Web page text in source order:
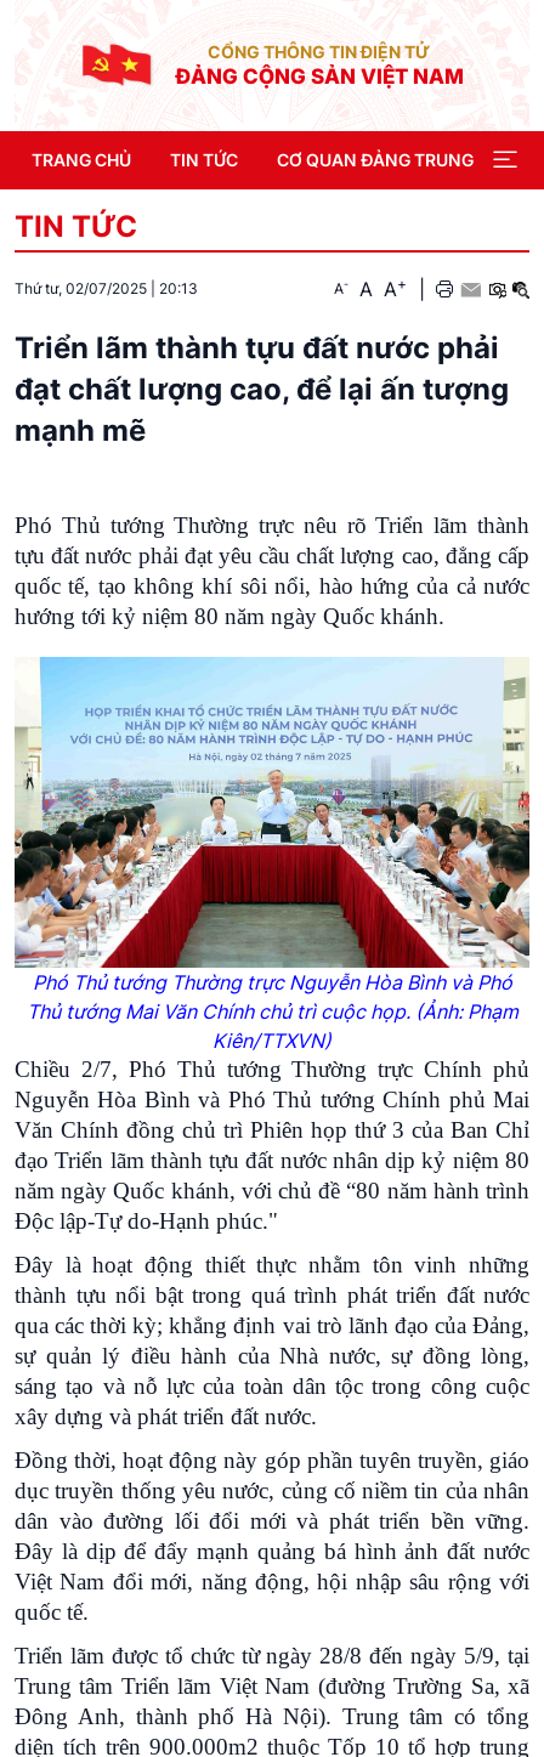
CỔNG THÔNG TIN ĐIỆN TỬ
ĐẢNG CỘNG SẢN VIỆT NAM
TRANG CHỦ TIN TỨC CƠ QUAN ĐẢNG TRUNG ƯƠNG
TIN TỨC
Thứ tư, 02/07/2025 20:13 A- A A+
Triển lãm thành tựu đất nước phải
đạt chất lượng cao, để lại ấn tượng
mạnh mẽ
Phó Thủ tướng Thường trực nêu rõ Triển lãm thành
tựu đất nước phải đạt yêu cầu chất lượng cao, đẳng cấp
quốc tế, tạo không khí sôi nổi, hào hứng của cả nước
hướng tới kỷ niệm 80 năm ngày Quốc khánh.
Phó Thủ tướng Thường trực Nguyễn Hòa Bình và Phó
Thủ tướng Mai Văn Chính chủ trì cuộc họp. (Ảnh: Phạm
Kiên/TTXVN)
Chiều 2/7, Phó Thủ tướng Thường trực Chính phủ
Nguyễn Hòa Bình và Phó Thủ tướng Chính phủ Mai
Văn Chính đồng chủ trì Phiên họp thứ 3 của Ban Chỉ
đạo Triển lãm thành tựu đất nước nhân dịp kỷ niệm 80
năm ngày Quốc khánh, với chủ đề “80 năm hành trình
Độc lập-Tự do-Hạnh phúc."
Đây là hoạt động thiết thực nhằm tôn vinh những
thành tựu nổi bật trong quá trình phát triển đất nước
qua các thời kỳ; khẳng định vai trò lãnh đạo của Đảng,
sự quản lý điều hành của Nhà nước, sự đồng lòng,
sáng tạo và nỗ lực của toàn dân tộc trong công cuộc
xây dựng và phát triển đất nước.
Đồng thời, hoạt động này góp phần tuyên truyền, giáo
dục truyền thống yêu nước, củng cố niềm tin của nhân
dân vào đường lối đổi mới và phát triển bền vững.
Đây là dịp để đẩy mạnh quảng bá hình ảnh đất nước
Việt Nam đổi mới, năng động, hội nhập sâu rộng với
quốc tế.
Triển lãm được tổ chức từ ngày 28/8 đến ngày 5/9, tại
Trung tâm Triển lãm Việt Nam (đường Trường Sa, xã
Đông Anh, thành phố Hà Nội). Trung tâm có tổng
diện tích trên 900.000m2 thuộc Tốp 10 tổ hợp trung